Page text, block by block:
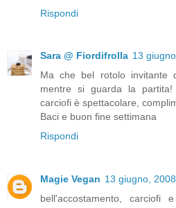
Rispondi
Sara @ Fiordifrolla 13
Ma che bel rotolo invitante
mentre si guarda la
carciofi è spettacolare,
Baci e buon fine settimana
Rispondi
Magie Vegan 13 giugno,
bell'accostamento, carciofi